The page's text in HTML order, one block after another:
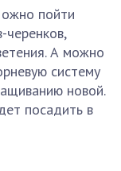
пойти
А можно
систему
новой.
посадить в